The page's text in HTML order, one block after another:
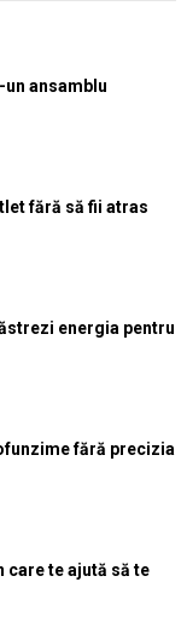
ansamblu
fără să fii atras
energia pentru
fără precizia
care te ajută să te